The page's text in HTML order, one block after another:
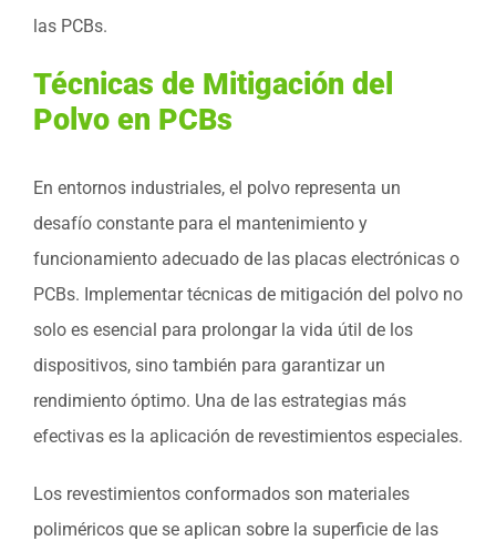
las PCBs.
Técnicas de Mitigación del
Polvo en PCBs
En entornos industriales, el polvo representa un
desafío constante para el mantenimiento y
funcionamiento adecuado de las placas electrónicas o
PCBs. Implementar técnicas de mitigación del polvo no
solo es esencial para prolongar la vida útil de los
dispositivos, sino también para garantizar un
rendimiento óptimo. Una de las estrategias más
efectivas es la aplicación de revestimientos especiales.
Los revestimientos conformados son materiales
poliméricos que se aplican sobre la superficie de las